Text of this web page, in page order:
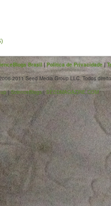
Brasil|Política de Privacidade |
2011 Seed Media Group LLC. Todos
|ScienceBlogs|SEEDMAGAZINE.COM